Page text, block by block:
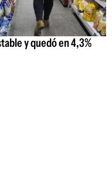
y quedó en 4,3%